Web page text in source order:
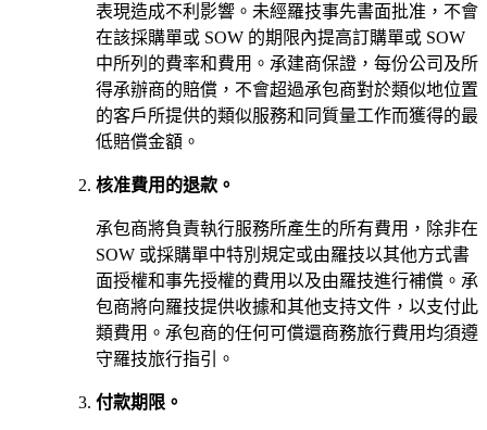
表現造成不利影響。未經羅技事先書面批准，不會
在該採購單或 SOW 的期限內提高訂購單或 SOW
中所列的費率和費用。承建商保證，每份公司及所
得承辦商的賠償，不會超過承包商對於類似地位置
的客戶所提供的類似服務和同質量工作而獲得的最
低賠償金額。
核准費用的退款。
承包商將負責執行服務所產生的所有費用，除非在
SOW 或採購單中特別規定或由羅技以其他方式書
面授權和事先授權的費用以及由羅技進行補償。承
包商將向羅技提供收據和其他支持文件，以支付此
類費用。承包商的任何可償還商務旅行費用均須遵
守羅技旅行指引。
付款期限。